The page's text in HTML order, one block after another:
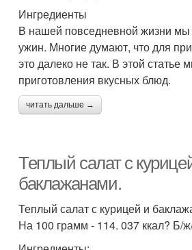
Ингредиенты
В нашей повседневной жизни мы
ужин. Многие думают, что для
это далеко не так. В этой
приготовления вкусных блюд.
читать дальше →
Теплый салат с
баклажанами.
Теплый салат с курицей и
На 100 грамм - 114. 037 ккал? Б/